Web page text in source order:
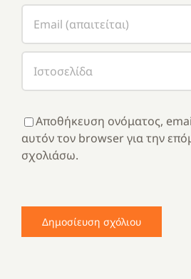
Αποθήκευση ονόματος,
αυτόν τον browser για την
σχολιάσω.